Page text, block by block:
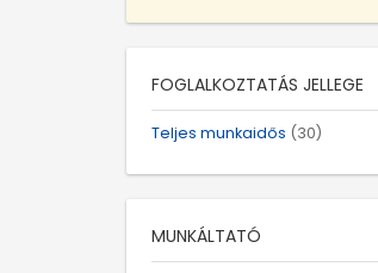
FOGLALKOZTATÁS JELLEGE
Teljes munkaidős (30)
MUNKÁLTATÓ